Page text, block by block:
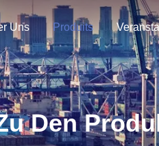
Uns Produits
Den